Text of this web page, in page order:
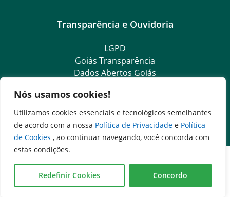
Nós usamos cookies!
Utilizamos cookies essenciais e tecnológicos semelhantes
de acordo com a nossa Política de Privacidade e Política
de Cookies , ao continuar navegando, você concorda com
estas condições.
Redefinir Cookies Concordo
Fale com a Anna
Transparência e Ouvidoria
LGPD
Goiás Transparência
Dados Abertos Goiás
SIC – Serviço de Informação ao Cidadão
Ouvidoria Setorial (Expresso)
Ouvidoria Setorial (Presencial)